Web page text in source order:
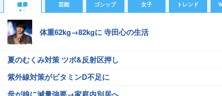
健康 芸能 ゴシップ 女子 トレンド
体重62kg→82kgに 寺田心の生活
夏のむくみ対策 ツボ&反射区押し
紫外線対策がビタミンD不足に